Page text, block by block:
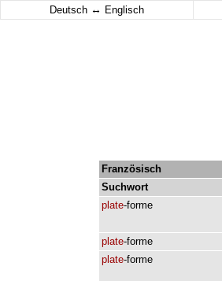
Deutsch ↔ Englisch
Französisch
Suchwort
plate-forme
plate-forme
plate-forme